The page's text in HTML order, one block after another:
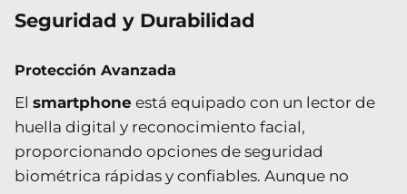
Seguridad y Durabilidad
Protección Avanzada
El smartphone está equipado con un lector de
huella digital y reconocimiento facial,
proporcionando opciones de seguridad
biométrica rápidas y confiables. Aunque no